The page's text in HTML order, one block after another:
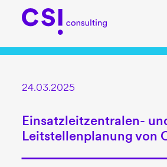
24.03.2025
Einsatzleitzentralen-
Leitstellenplanung von